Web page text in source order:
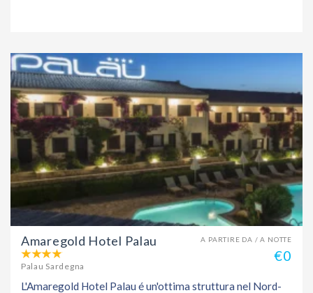
A PARTIRE DA / A NOTTE
€0
Amaregold Hotel Palau
Palau Sardegna
L'Amaregold Hotel Palau é un'ottima struttura nel Nord-